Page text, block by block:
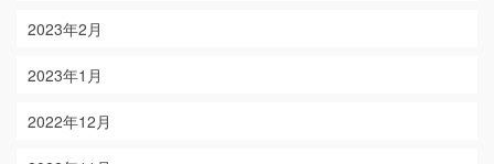
2023年2月
2023年1月
2022年12月